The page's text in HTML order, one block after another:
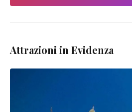
Attrazioni in Evidenza